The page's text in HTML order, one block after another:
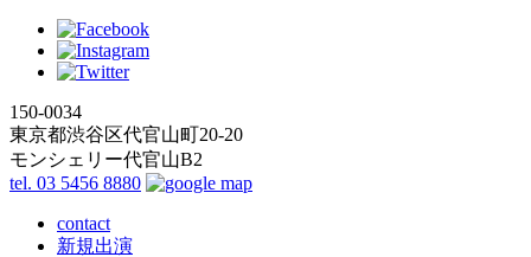
150-0034
東京都渋谷区代官山町20-20
モンシェリー代官山B2
tel. 03 5456 8880
contact
新規出演